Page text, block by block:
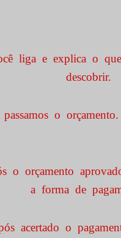
liga e explica o
descobrir.
o orçamento.
o orçamento
a forma de
acertado o